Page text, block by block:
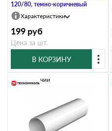
120/80, темно-коричневый
Характеристики
199 руб
Цена за шт.
В КОРЗИНУ
В наличии